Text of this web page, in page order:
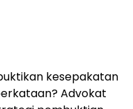
kesepakatan
Advokat